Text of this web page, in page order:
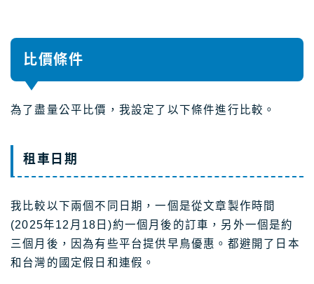
比價條件
為了盡量公平比價，我設定了以下條件進行比較。
租車日期
我比較以下兩個不同日期，一個是從文章製作時間
(2025年12月18日)約一個月後的訂車，另外一個是約
三個月後，因為有些平台提供早鳥優惠。都避開了日本
和台灣的國定假日和連假。